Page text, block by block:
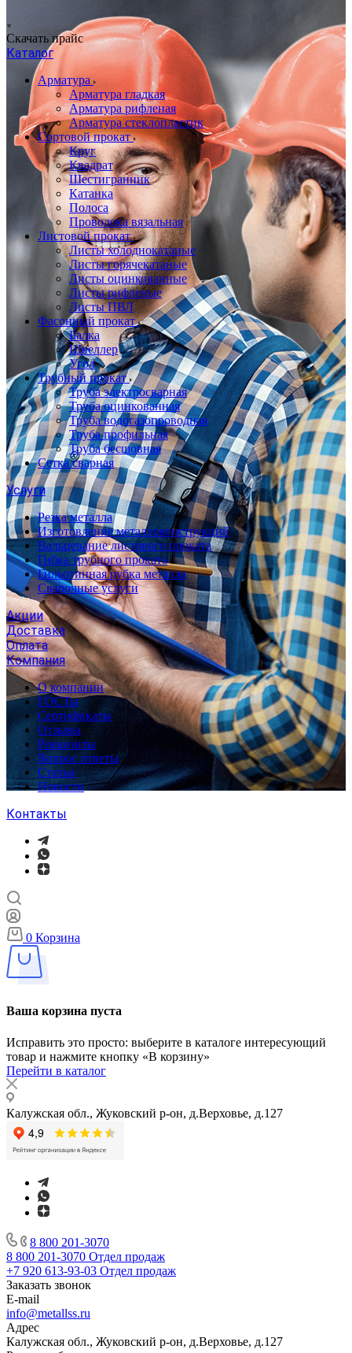
Скачать прайс
Каталог
Арматура
Арматура гладкая
Арматура рифленая
Арматура стеклопластик
Сортовой прокат
Круг
Квадрат
Шестигранник
Катанка
Полоса
Проволока вязальная
Листовой прокат
Листы холоднокатаные
Листы горячекатаные
Листы оцинкованные
Листы рифленые
Листы ПВЛ
Фасонный прокат
Балка
Швеллер
Угол
Трубный прокат
Труба электросварная
Труба оцинкованная
Труба водогазопроводная
Труба профильная
Труба бесшовная
Сетка сварная
Услуги
Резка металла
Изготовление металлоконструкций
Вальцевание листового проката
Гибка трубного проката
Гильотинная рубка металла
Сварочные услуги
Акции
Доставка
Оплата
Компания
О компании
ГОСТы
Сертификаты
Отзывы
Реквизиты
Вопрос ответы
Статьи
Новости
Контакты
0 Корзина
Ваша корзина пуста
Исправить это просто: выберите в каталоге интересующий
товар и нажмите кнопку «В корзину»
Перейти в каталог
Калужская обл., Жуковский р-он, д.Верховье, д.127
8 800 201-3070
8 800 201-3070 Отдел продаж
+7 920 613-93-03 Отдел продаж
Заказать звонок
E-mail
info@metallss.ru
Адрес
Калужская обл., Жуковский р-он, д.Верховье, д.127